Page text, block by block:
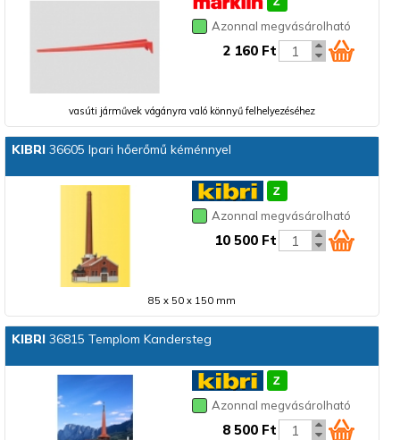
Azonnal megvásárolható
2 160 Ft
vasúti járművek vágányra való könnyű felhelyezéséhez
KIBRI36605 Ipari hőerőmű kéménnyel
Azonnal megvásárolható
10 500 Ft
85 x 50 x 150 mm
KIBRI36815 Templom Kandersteg
Azonnal megvásárolható
8 500 Ft